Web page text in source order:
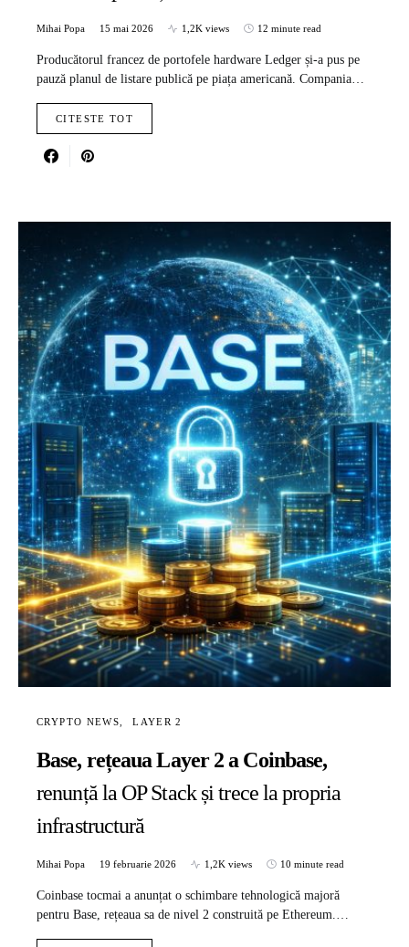
Mihai Popa 15 mai 2026 1,2K views 12 minute read
Producătorul francez de portofele hardware Ledger și-a pus pe
pauză planul de listare publică pe piața americană. Compania…
CITESTE TOT
CRYPTO NEWS LAYER 2
Base, rețeaua Layer 2 a Coinbase,
renunță la OP Stack și trece la propria
infrastructură
Mihai Popa 19 februarie 2026 1,2K views 10 minute read
Coinbase tocmai a anunțat o schimbare tehnologică majoră
pentru Base, rețeaua sa de nivel 2 construită pe Ethereum.…